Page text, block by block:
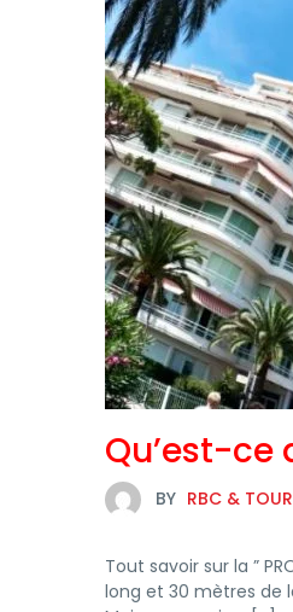
Qu’est-ce
BY RBC &
Tout savoir sur la ”
long et 30 mètres de